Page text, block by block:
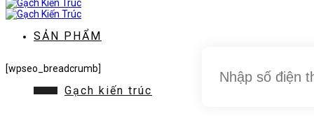
dung
SẢN PHẨM
Gạch kiến trúc
[wpseo_breadcrumb]